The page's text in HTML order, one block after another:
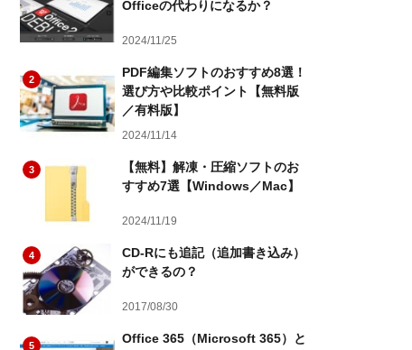
Officeの代わりになるか？
2024/11/25
2
PDF編集ソフトのおすすめ8選！
選び方や比較ポイント【無料版
／有料版】
2024/11/14
3
【無料】解凍・圧縮ソフトのお
すすめ7選【Windows／Mac】
2024/11/19
4
CD-Rにも追記（追加書き込み）
ができるの？
2017/08/30
5 Office 365（Microsoft 365）と